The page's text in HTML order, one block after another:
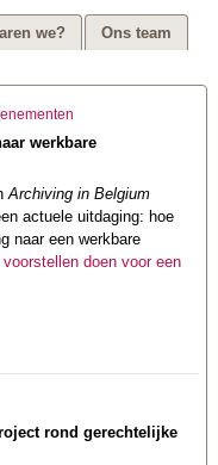
we?
Ons team
werkbare
Archiving in Belgium
actuele uitdaging: hoe
naar een werkbare
voorstellen doen voor een
rond gerechtelijke